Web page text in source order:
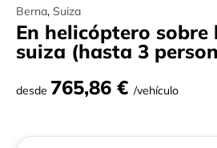
Berna, Suiza
En helicóptero
suiza (hasta 3
desde 765,86 € /vehículo